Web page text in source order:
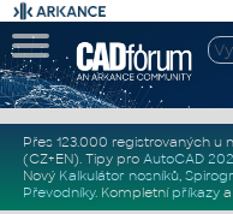
Přes 123.000 registrovaných u
(CZ+EN). Tipy pro AutoCAD
Nový Kalkulátor nosníků,
Převodníky. Kompletní příkazya